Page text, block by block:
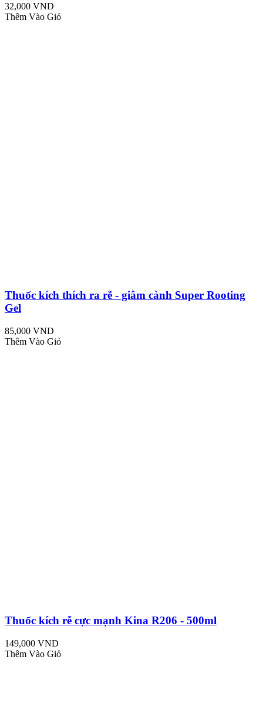
32,000 VND
Thêm Vào Giỏ
Thuốc kích thích ra rễ - giâm cành Super Rooting
Gel
85,000 VND
Thêm Vào Giỏ
Thuốc kích rễ cực mạnh Kina R206 - 500ml
149,000 VND
Thêm Vào Giỏ